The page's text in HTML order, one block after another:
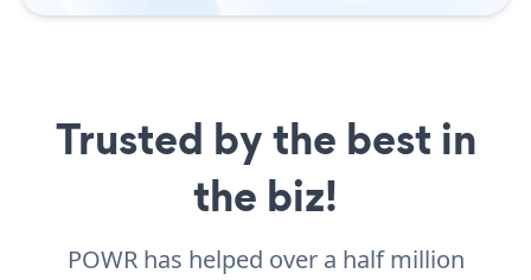
Trusted by the best in
the biz!
POWR has helped over a half million